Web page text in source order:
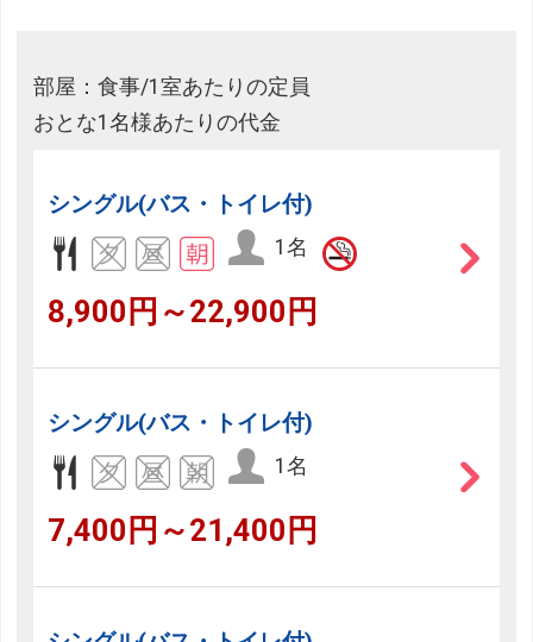
部屋：食事/1室あたりの定員
おとな1名様あたりの代金
シングル(バス・トイレ付)
1名
8,900円～22,900円
シングル(バス・トイレ付)
1名
7,400円～21,400円